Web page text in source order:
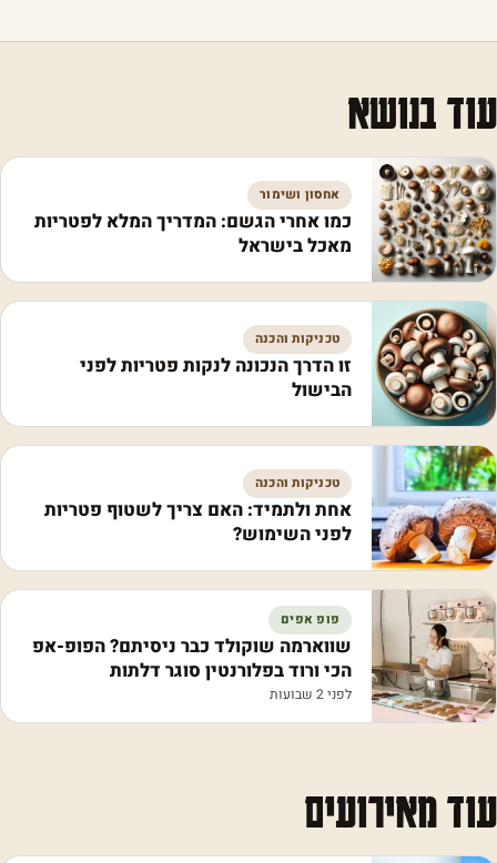
עוד בנושא
אחסון ושימור
כמו אחרי הגשם: המדריך המלא לפטריות
מאכל בישראל
טכניקות והכנה
זו הדרך הנכונה לנקות פטריות לפני
הבישול
טכניקות והכנה
אחת ולתמיד: האם צריך לשטוף פטריות
לפני השימוש?
פופ אפים
שווארמה שוקולד כבר ניסיתם? הפופ-אפ
הכי ורוד בפלורנטין סוגר דלתות
לפני 2 שבועות
עוד מאירועים